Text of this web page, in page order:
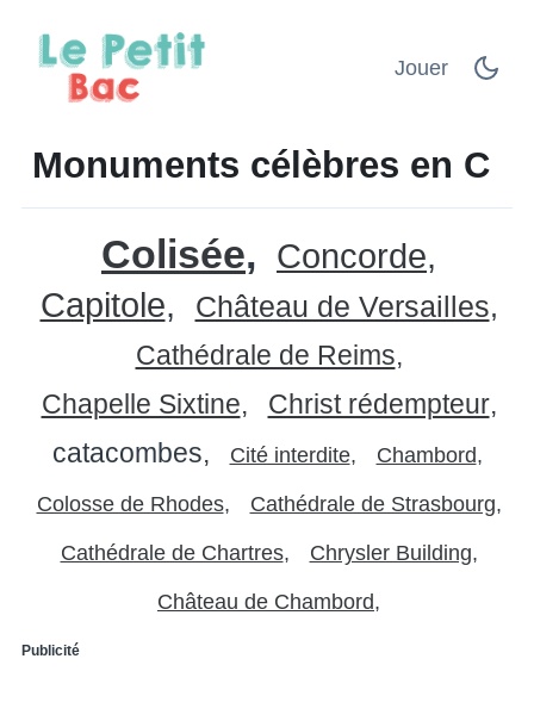
Jouer
Monuments célèbres en C
Colisée
Concorde
Capitole
Château de Versailles
Cathédrale de Reims
Chapelle Sixtine
Christ rédempteur
catacombes
Cité interdite Chambord
Colosse de Rhodes Cathédrale de Strasbourg
Cathédrale de Chartres Chrysler Building
Château de Chambord
Publicité